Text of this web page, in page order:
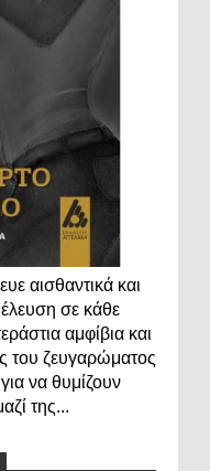
αισθαντικά και
σε κάθε
αμφίβια και
του ζευγαρώματος
να θυμίζουν
της...